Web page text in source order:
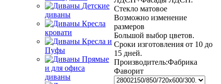
Детские
диваны
Кресла
кровати
Кресла и
Пуфы
Прямые
и для офиса
диваны
Стекло матовое
Возможно изменение
размеров
Большой выбор цветов.
Сроки изготовления от 10 до
15 дней.
Производитель:Фабрика
Фаворит